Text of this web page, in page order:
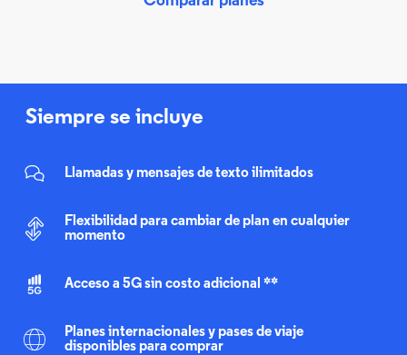
Siempre se incluye
Llamadas y mensajes de texto ilimitados
Flexibilidad para cambiar de plan en cualquier
momento
Acceso a 5G sin costo adicional **
Planes internacionales y pases de viaje
disponibles para comprar